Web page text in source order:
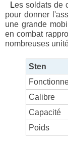
Les soldats de cette classe sont particulièrement efficaces
pour donner
une grande
en combat
nombreuses
Sten
Calibre
Capacité
Poids